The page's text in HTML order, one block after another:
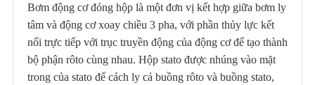
Bơm động cơ đóng hộp là một đơn vị kết hợp giữa bơm ly
tâm và động cơ xoay chiều 3 pha, với phần thủy lực kết
nối trực tiếp với trục truyền động của động cơ để tạo thành
bộ phận rôto cùng nhau. Hộp stato được nhúng vào mặt
trong của stato để cách ly cả buồng rôto và buồng stato,